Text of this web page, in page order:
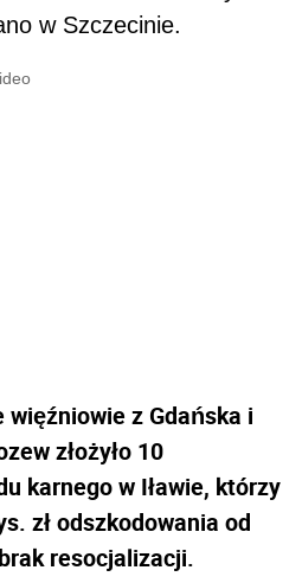
w Szczecinie.
z Gdańska i
złożyło 10
karnego w Iławie, którzy
zł odszkodowania od
resocjalizacji.